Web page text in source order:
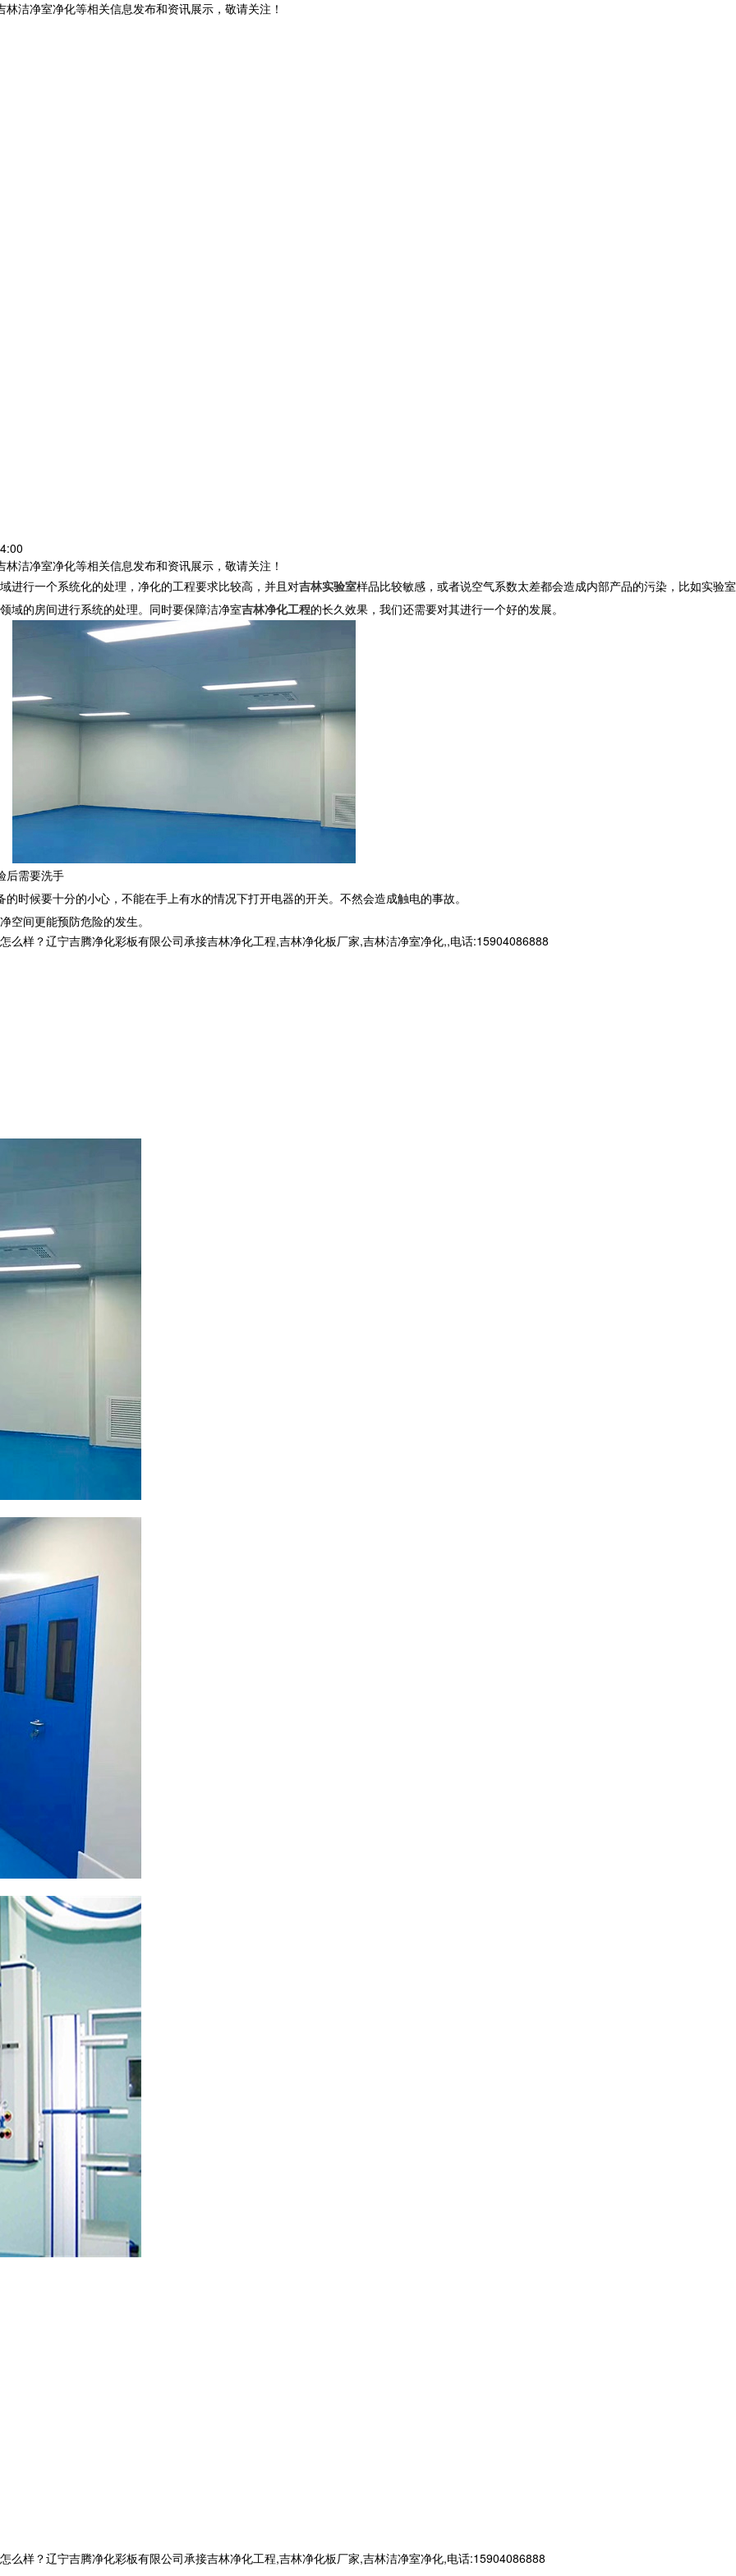
林洁净室净化等相关信息发布和资讯展示，敬请关注！
林洁净室净化等相关信息发布和资讯展示，敬请关注！
进行一个系统化的处理，净化的工程要求比较高，并且对吉林实验室样品比较敏感，或者说空气系数太差都会造成内部产品的污染，比如实验室
域的房间进行系统的处理。同时要保障洁净室吉林净化工程的长久效果，我们还需要对其进行一个好的发展。
后需要洗手
时候要十分的小心，不能在手上有水的情况下打开电器的开关。不然会造成触电的事故。
空间更能预防危险的发生。
么样？辽宁吉腾净化彩板有限公司承接吉林净化工程,吉林净化板厂家,吉林洁净室净化,,电话:15904086888
么样？辽宁吉腾净化彩板有限公司承接吉林净化工程,吉林净化板厂家,吉林洁净室净化,电话:15904086888